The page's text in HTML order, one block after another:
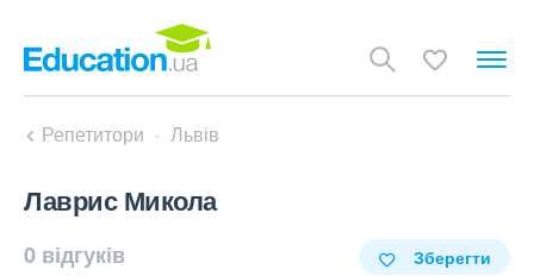
Репетитори Львів
Лаврис Микола
0 відгуків Зберегти